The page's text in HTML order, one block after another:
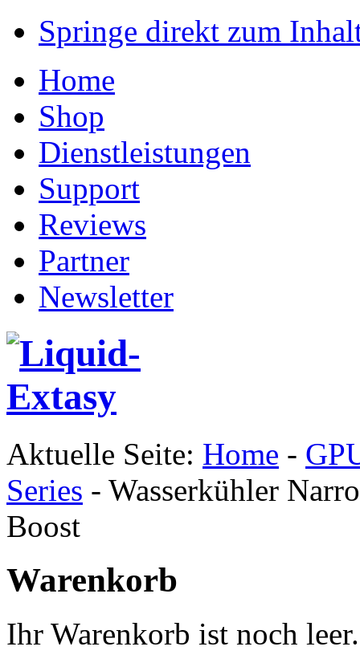
Springe direkt zum
Home
Shop
Dienstleistungen
Support
Reviews
Partner
Newsletter
Aktuelle Seite: Home -
Series - Wasserkühler
Boost
Warenkorb
Ihr Warenkorb ist noch leer.